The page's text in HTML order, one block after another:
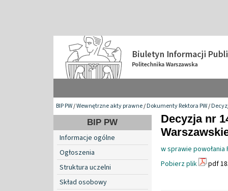
BIP PW/Wewnętrzne akty prawne/Dokumenty Rektora PW/
BIP PW
Informacje ogólne
Ogłoszenia
Struktura uczelni
Skład osobowy
Decyzja nr
w sprawie powołania
Pobierz plik
pdf